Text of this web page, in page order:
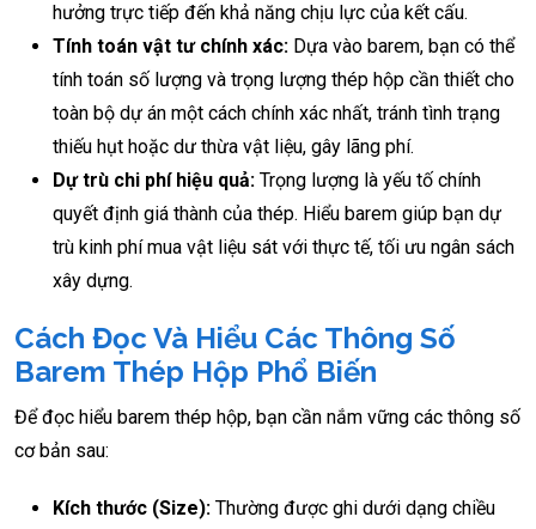
hưởng trực tiếp đến khả năng chịu lực của kết cấu.
Tính toán vật tư chính xác: Dựa vào barem, bạn có thể
tính toán số lượng và trọng lượng thép hộp cần thiết cho
toàn bộ dự án một cách chính xác nhất, tránh tình trạng
thiếu hụt hoặc dư thừa vật liệu, gây lãng phí.
Dự trù chi phí hiệu quả: Trọng lượng là yếu tố chính
quyết định giá thành của thép. Hiểu barem giúp bạn dự
trù kinh phí mua vật liệu sát với thực tế, tối ưu ngân sách
xây dựng.
Cách Đọc Và Hiểu Các Thông Số
Barem Thép Hộp Phổ Biến
Để đọc hiểu barem thép hộp, bạn cần nắm vững các thông số
cơ bản sau:
Kích thước (Size): Thường được ghi dưới dạng chiều